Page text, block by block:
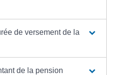
de versement de la
de la pension